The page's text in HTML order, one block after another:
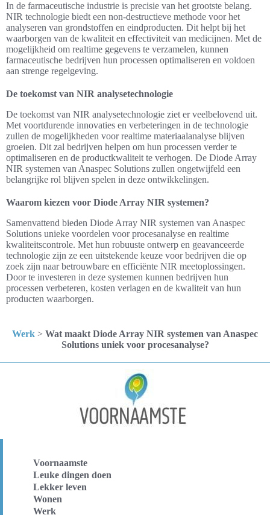
In de farmaceutische industrie is precisie van het grootste belang.
NIR technologie biedt een non-destructieve methode voor het
analyseren van grondstoffen en eindproducten. Dit helpt bij het
waarborgen van de kwaliteit en effectiviteit van medicijnen. Met de
mogelijkheid om realtime gegevens te verzamelen, kunnen
farmaceutische bedrijven hun processen optimaliseren en voldoen
aan strenge regelgeving.
De toekomst van NIR analysetechnologie
De toekomst van NIR analysetechnologie ziet er veelbelovend uit.
Met voortdurende innovaties en verbeteringen in de technologie
zullen de mogelijkheden voor realtime materiaalanalyse blijven
groeien. Dit zal bedrijven helpen om hun processen verder te
optimaliseren en de productkwaliteit te verhogen. De Diode Array
NIR systemen van Anaspec Solutions zullen ongetwijfeld een
belangrijke rol blijven spelen in deze ontwikkelingen.
Waarom kiezen voor Diode Array NIR systemen?
Samenvattend bieden Diode Array NIR systemen van Anaspec
Solutions unieke voordelen voor procesanalyse en realtime
kwaliteitscontrole. Met hun robuuste ontwerp en geavanceerde
technologie zijn ze een uitstekende keuze voor bedrijven die op
zoek zijn naar betrouwbare en efficiënte NIR meetoplossingen.
Door te investeren in deze systemen kunnen bedrijven hun
processen verbeteren, kosten verlagen en de kwaliteit van hun
producten waarborgen.
Werk > Wat maakt Diode Array NIR systemen van Anaspec
Solutions uniek voor procesanalyse?
Voornaamste
Leuke dingen doen
Lekker leven
Wonen
Werk